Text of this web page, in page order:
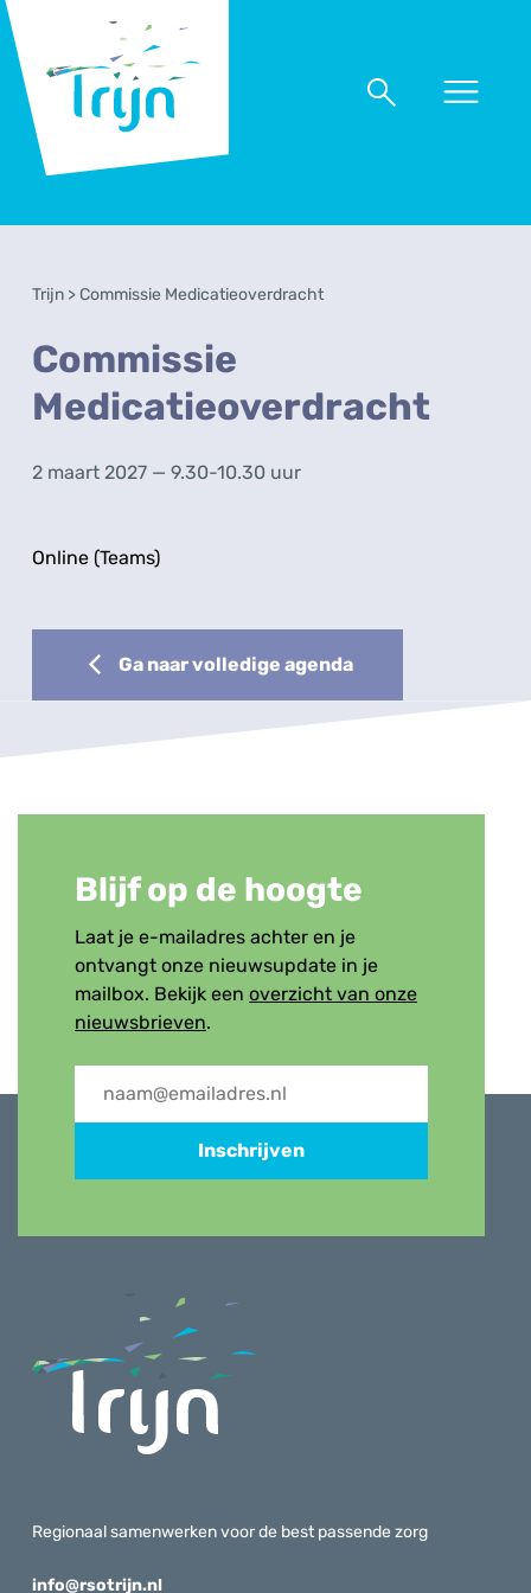
Trijn
Naar
Naar
Trijn > Commissie Medicatieoverdracht
Commissie
Medicatieoverdracht
2 maart 2027 — 9.30-10.30 uur
Online (Teams)
Ga naar volledige agenda
Blijf op de hoogte
Laat je e-mailadres achter en je
ontvangt onze nieuwsupdate in je
mailbox. Bekijk een overzicht van onze
nieuwsbrieven.
Inschrijven
Regionaal samenwerken voor de best passende zorg
info@rsotrijn.nl